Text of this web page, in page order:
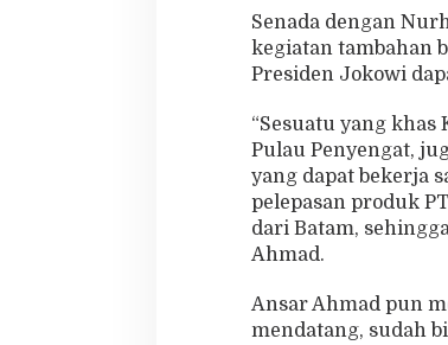
Senada dengan
kegiatan tambahan
Presiden Jokowi
“Sesuatu yang
Pulau Penyengat,
yang dapat bekerja
pelepasan produk
dari Batam,
Ahmad.
Ansar Ahmad pun
mendatang, sudah